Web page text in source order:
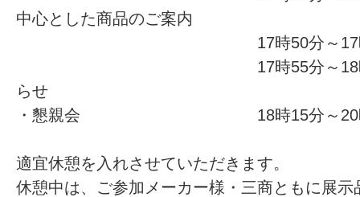
中心とした商品のご案内
17時50分～17時55分
17時55分～18時00分 キ
らせ
・懇親会 18時15分～20時
適宜休憩を入れさせていただきます。
休憩中は、ご参加メーカー様・三商ともに展